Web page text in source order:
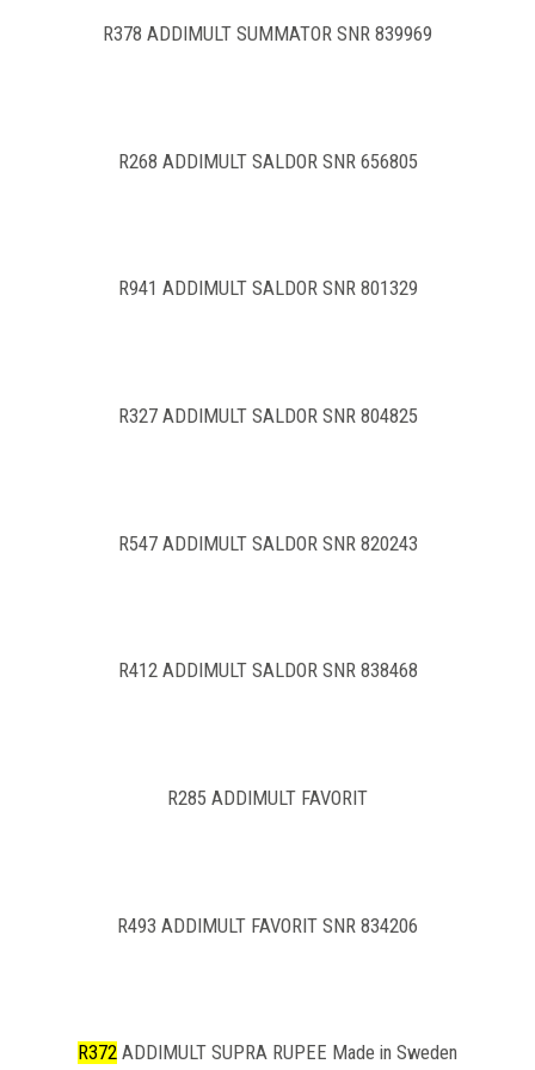
R378 ADDIMULT SUMMATOR SNR 839969
R268 ADDIMULT SALDOR SNR 656805
R941 ADDIMULT SALDOR SNR 801329
R327 ADDIMULT SALDOR SNR 804825
R547 ADDIMULT SALDOR SNR 820243
R412 ADDIMULT SALDOR SNR 838468
R285 ADDIMULT FAVORIT
R493 ADDIMULT FAVORIT SNR 834206
R372 ADDIMULT SUPRA RUPEE Made in Sweden